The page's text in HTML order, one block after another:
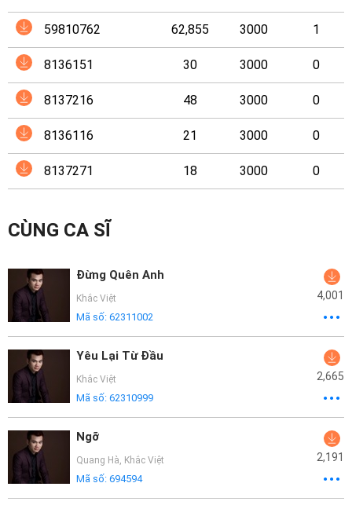
Hướng
Dẫn
Funring
Doanh
Nghiệp
59810762 62,855 3000 1
8136151 30 3000 0
8137216 48 3000 0
8136116 21 3000 0
8137271 18 3000 0
CÙNG CA SĨ
Đừng Quên Anh
Khắc Việt
Mã số: 62311002
4,001
Yêu Lại Từ Đầu
Khắc Việt
Mã số: 62310999
2,665
Ngỡ
Quang Hà, Khắc Việt
Mã số: 694594
2,191